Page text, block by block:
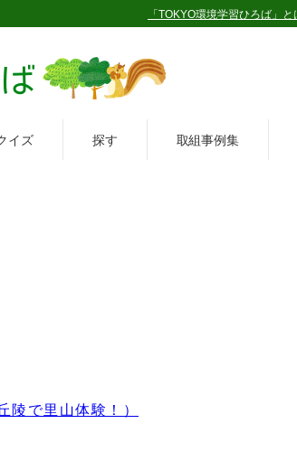
「TOKYO環境学習ひろば」と
イズ 探す 取組事例集
陵で里山体験！）